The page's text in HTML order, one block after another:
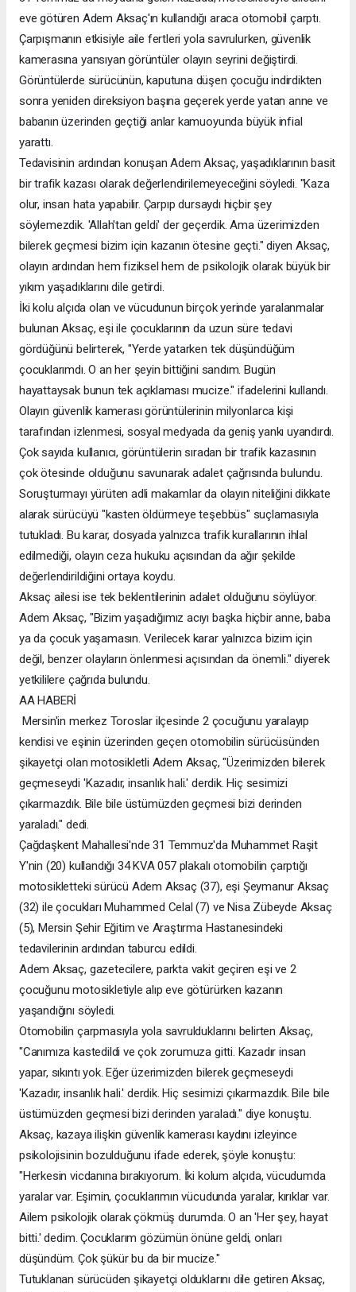
eve götüren Adem Aksaç'ın kullandığı araca otomobil çarptı.
Çarpışmanın etkisiyle aile fertleri yola savrulurken, güvenlik
kamerasına yansıyan görüntüler olayın seyrini değiştirdi.
Görüntülerde sürücünün, kaputuna düşen çocuğu indirdikten
sonra yeniden direksiyon başına geçerek yerde yatan anne ve
babanın üzerinden geçtiği anlar kamuoyunda büyük infial
yarattı.
Tedavisinin ardından konuşan Adem Aksaç, yaşadıklarının basit
bir trafik kazası olarak değerlendirilemeyeceğini söyledi. "Kaza
olur, insan hata yapabilir. Çarpıp dursaydı hiçbir şey
söylemezdik. 'Allah'tan geldi' der geçerdik. Ama üzerimizden
bilerek geçmesi bizim için kazanın ötesine geçti." diyen Aksaç,
olayın ardından hem fiziksel hem de psikolojik olarak büyük bir
yıkım yaşadıklarını dile getirdi.
İki kolu alçıda olan ve vücudunun birçok yerinde yaralanmalar
bulunan Aksaç, eşi ile çocuklarının da uzun süre tedavi
gördüğünü belirterek, "Yerde yatarken tek düşündüğüm
çocuklarımdı. O an her şeyin bittiğini sandım. Bugün
hayattaysak bunun tek açıklaması mucize." ifadelerini kullandı.
Olayın güvenlik kamerası görüntülerinin milyonlarca kişi
tarafından izlenmesi, sosyal medyada da geniş yankı uyandırdı.
Çok sayıda kullanıcı, görüntülerin sıradan bir trafik kazasının
çok ötesinde olduğunu savunarak adalet çağrısında bulundu.
Soruşturmayı yürüten adli makamlar da olayın niteliğini dikkate
alarak sürücüyü "kasten öldürmeye teşebbüs" suçlamasıyla
tutukladı. Bu karar, dosyada yalnızca trafik kurallarının ihlal
edilmediği, olayın ceza hukuku açısından da ağır şekilde
değerlendirildiğini ortaya koydu.
Aksaç ailesi ise tek beklentilerinin adalet olduğunu söylüyor.
Adem Aksaç, "Bizim yaşadığımız acıyı başka hiçbir anne, baba
ya da çocuk yaşamasın. Verilecek karar yalnızca bizim için
değil, benzer olayların önlenmesi açısından da önemli." diyerek
yetkililere çağrıda bulundu.
AA HABERİ
Mersin'in merkez Toroslar ilçesinde 2 çocuğunu yaralayıp
kendisi ve eşinin üzerinden geçen otomobilin sürücüsünden
şikayetçi olan motosikletli Adem Aksaç, "Üzerimizden bilerek
geçmeseydi 'Kazadır, insanlık hali.' derdik. Hiç sesimizi
çıkarmazdık. Bile bile üstümüzden geçmesi bizi derinden
yaraladı." dedi.
Çağdaşkent Mahallesi'nde 31 Temmuz'da Muhammet Raşit
Y'nin (20) kullandığı 34 KVA 057 plakalı otomobilin çarptığı
motosikletteki sürücü Adem Aksaç (37), eşi Şeymanur Aksaç
(32) ile çocukları Muhammed Celal (7) ve Nisa Zübeyde Aksaç
(5), Mersin Şehir Eğitim ve Araştırma Hastanesindeki
tedavilerinin ardından taburcu edildi.
Adem Aksaç, gazetecilere, parkta vakit geçiren eşi ve 2
çocuğunu motosikletiyle alıp eve götürürken kazanın
yaşandığını söyledi.
Otomobilin çarpmasıyla yola savrulduklarını belirten Aksaç,
"Canımıza kastedildi ve çok zorumuza gitti. Kazadır insan
yapar, sıkıntı yok. Eğer üzerimizden bilerek geçmeseydi
'Kazadır, insanlık hali.' derdik. Hiç sesimizi çıkarmazdık. Bile bile
üstümüzden geçmesi bizi derinden yaraladı." diye konuştu.
Aksaç, kazaya ilişkin güvenlik kamerası kaydını izleyince
psikolojisinin bozulduğunu ifade ederek, şöyle konuştu:
"Herkesin vicdanına bırakıyorum. İki kolum alçıda, vücudumda
yaralar var. Eşimin, çocuklarımın vücudunda yaralar, kırıklar var.
Ailem psikolojik olarak çökmüş durumda. O an 'Her şey, hayat
bitti.' dedim. Çocuklarım gözümün önüne geldi, onları
düşündüm. Çok şükür bu da bir mucize."
Tutuklanan sürücüden şikayetçi olduklarını dile getiren Aksaç,